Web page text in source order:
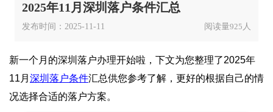
2025年11月深圳落户条件汇总
发布时间：2025-11-11 阅读量925 人
新一个月的深圳落户办理开始啦，下文为您整理了2025年
11月 深圳落户条件汇总供您参考了解，更好的根据自己的情
况选择合适的落户方案。